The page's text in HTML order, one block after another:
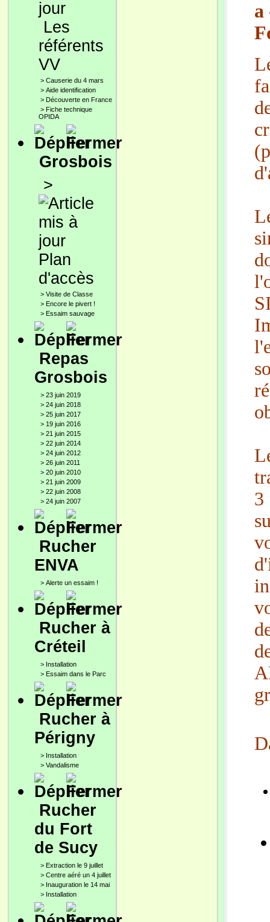
Les
référents
VV
> Causerie du 4 mars
> Aide identification
> Découverte en France
> Fiche technique
OPIDA
Grosbois
>
Plan
d'accès
> Visite de Classe
> Encore le pivert !
> Essaim sauvage
Repas
Grosbois
> 23 juin 2019
> 24 juin 2018
> 25 juin 2017
> 19 juin 2016
> 21 juin 2015
> 22 juin 2014
> 24 juin 2012
> 26 juin 2011
> 20 juin 2010
> 21 juin 2009
> 22 juin 2008
> 24 juin 2007
Rucher
ENVA
> Alerte un essaim !
Rucher à
Créteil
> Installation
> Essaim dans le Parc
Rucher à
Périgny
> Installation
> Vandalisme
Rucher
du Fort
de Sucy
> Extraction le 9 juillet
> Centre aéré un 4 juillet
> Inauguration le 14 mai
> Installation
a
3